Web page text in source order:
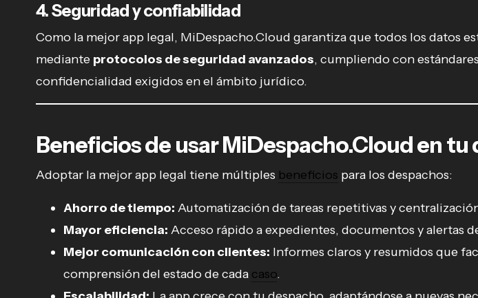
4. Seguridad y confiabilidad
Como la mejor app legal, MiDespacho.Cloud garantiza que todos los datos
mediante protocolos de seguridad avanzados, cumpliendo con
confidencialidad exigidos en el ámbito jurídico.
Beneficios de usar MiDespacho.Cloud en tu
Adoptar la mejor app legal tiene múltiples beneficios para los despachos:
Ahorro de tiempo: Automatización de tareas repetitivas y
Mayor eficiencia: Acceso rápido a expedientes, documentos y alertas
Mejor comunicación con clientes: Informes claros y resumidos que
comprensión del estado de cada caso.